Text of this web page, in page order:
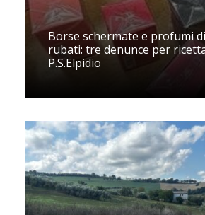
Borse schermate e profumi
rubati: tre denunce per
P.S.Elpidio